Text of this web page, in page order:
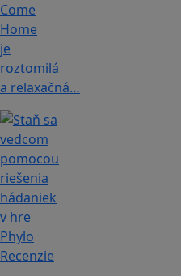
Come
Home
je
roztomilá
a relaxačná…
Recenzie